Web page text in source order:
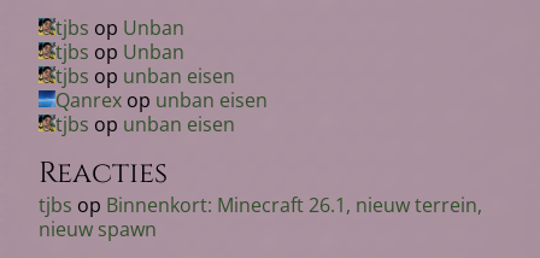
tjbs op Unban
tjbs op Unban
tjbs op unban eisen
Qanrex op unban eisen
tjbs op unban eisen
Reacties
tjbs op Binnenkort: Minecraft 26.1, nieuw terrein,
nieuw spawn